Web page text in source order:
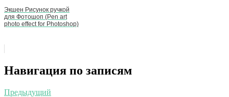
Экшен Рисунок ручкой
для Фотошоп (Pen art
photo effect for Photoshop)
Навигация по записям
Предыдущий